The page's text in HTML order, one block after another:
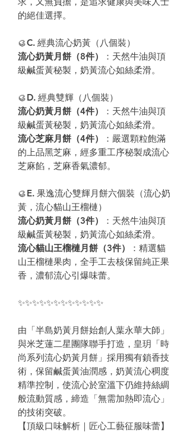
的絕佳選擇。
🥮C. 經典流心奶黃（八個裝）
流心奶黃月餅（8件）
：天然牛油與頂
級鹹蛋黃秘製，奶黃流心如絲柔滑。
🥮D. 經典雙輝（八個裝）
流心奶黃月餅（4件）
：天然牛油與頂
級鹹蛋黃秘製，奶黃流心如絲柔滑。
流心芝麻月餅（4件）
：嚴選顆粒飽滿
的上品黑芝麻，經多重工序秘製成流心
芝麻餡，芝麻香氣濃郁。
🥮E. 果逸流心雙輝月餅六個裝（流心奶
黃，流心貓山王榴槤）
流心奶黃月餅（3件）
：天然牛油與頂
級鹹蛋黃秘製，奶黃流心如絲柔滑。
流心貓山王榴槤月餅（3件）
：精選貓
山王榴槤果肉，全手工去核保留純正果
香，濃郁流心引爆味蕾。
✨✨✨✨✨✨✨✨✨✨✨✨
由「半島奶黃月餅始創人葉永華大師」
與米芝蓮二星團隊聯手打造，皇玥「時
尚系列流心奶黃月餅」採用獨有鎖香技
術，保留鹹蛋黃油潤感，奶黃流心稠度
精準控制，使流心於室溫下仍維持絲綢
般流動質感，締造「無需加熱即流心」
的技術突破。
【頂級口味解析｜匠心工藝征服味蕾】